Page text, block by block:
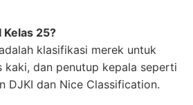
Kelas 25?
klasifikasi merek untuk
kaki, dan penutup kepala seperti
DJKI dan Nice Classification.